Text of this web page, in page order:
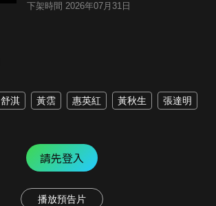
下架時間 2026年07月31日
舒淇 黃霑 惠英紅 黃秋生 張達明
請先登入
播放預告片